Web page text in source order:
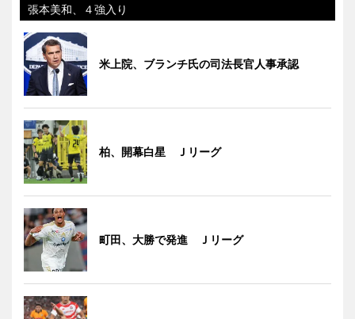
張本美和、４強入り
米上院、ブランチ氏の司法長官人事承認
柏、開幕白星 Ｊリーグ
町田、大勝で発進 Ｊリーグ